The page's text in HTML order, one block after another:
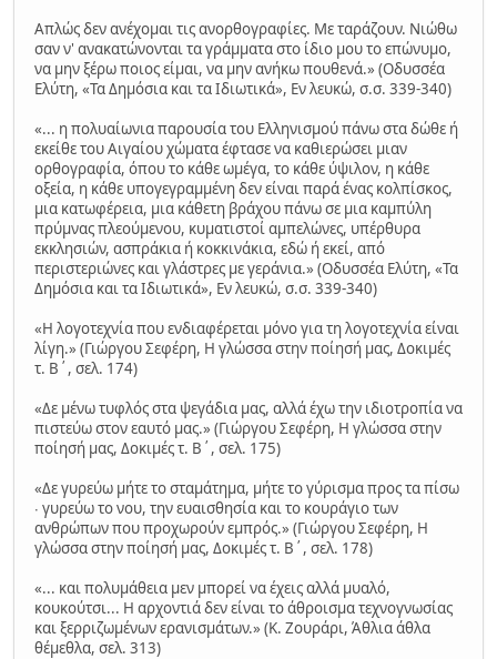
Απλώς δεν ανέχομαι τις ανορθογραφίες. Με ταράζουν. Νιώθω
σαν ν' ανακατώνονται τα γράμματα στο ίδιο μου το επώνυμο,
να μην ξέρω ποιος είμαι, να μην ανήκω πουθενά.» (Οδυσσέα
Ελύτη, «Τα Δημόσια και τα Ιδιωτικά», Εν λευκώ, σ.σ. 339-340)
«... η πολυαίωνια παρουσία του Ελληνισμού πάνω στα δώθε ή
εκείθε του Αιγαίου χώματα έφτασε να καθιερώσει μιαν
ορθογραφία, όπου το κάθε ωμέγα, το κάθε ύψιλον, η κάθε
οξεία, η κάθε υπογεγραμμένη δεν είναι παρά ένας κολπίσκος,
μια κατωφέρεια, μια κάθετη βράχου πάνω σε μια καμπύλη
πρύμνας πλεούμενου, κυματιστοί αμπελώνες, υπέρθυρα
εκκλησιών, ασπράκια ή κοκκινάκια, εδώ ή εκεί, από
περιστεριώνες και γλάστρες με γεράνια.» (Οδυσσέα Ελύτη, «Τα
Δημόσια και τα Ιδιωτικά», Εν λευκώ, σ.σ. 339-340)
«Η λογοτεχνία που ενδιαφέρεται μόνο για τη λογοτεχνία είναι
λίγη.» (Γιώργου Σεφέρη, Η γλώσσα στην ποίησή μας, Δοκιμές
τ. Β΄, σελ. 174)
«Δε μένω τυφλός στα ψεγάδια μας, αλλά έχω την ιδιοτροπία να
πιστεύω στον εαυτό μας.» (Γιώργου Σεφέρη, Η γλώσσα στην
ποίησή μας, Δοκιμές τ. Β΄, σελ. 175)
«Δε γυρεύω μήτε το σταμάτημα, μήτε το γύρισμα προς τα πίσω
∙ γυρεύω το νου, την ευαισθησία και το κουράγιο των
ανθρώπων που προχωρούν εμπρός.» (Γιώργου Σεφέρη, Η
γλώσσα στην ποίησή μας, Δοκιμές τ. Β΄, σελ. 178)
«... και πολυμάθεια μεν μπορεί να έχεις αλλά μυαλό,
κουκούτσι... Η αρχοντιά δεν είναι το άθροισμα τεχνογνωσίας
και ξερριζωμένων ερανισμάτων.» (Κ. Ζουράρι, Άθλια άθλα
θέμεθλα, σελ. 313)